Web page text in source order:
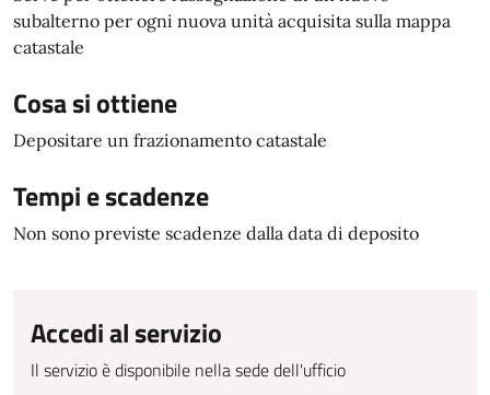
subalterno per ogni nuova unità acquisita sulla mappa
catastale
Cosa si ottiene
Depositare un frazionamento catastale
Tempi e scadenze
Non sono previste scadenze dalla data di deposito
Accedi al servizio
Il servizio è disponibile nella sede dell'ufficio